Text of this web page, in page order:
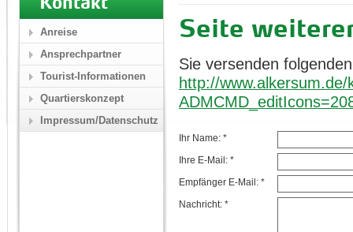
Seite
Sie versenden
http://
Ihr Name: *
Ihre E-Mail: *
Empfänger E-Mail: *
Nachricht: *
Kontakt
Anreise
Ansprechpartner
Tourist-Informationen
Quartierskonzept
Impressum/Datenschutz